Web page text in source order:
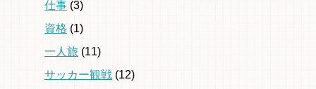
仕事 (3)
資格 (1)
一人旅 (11)
サッカー観戦 (12)